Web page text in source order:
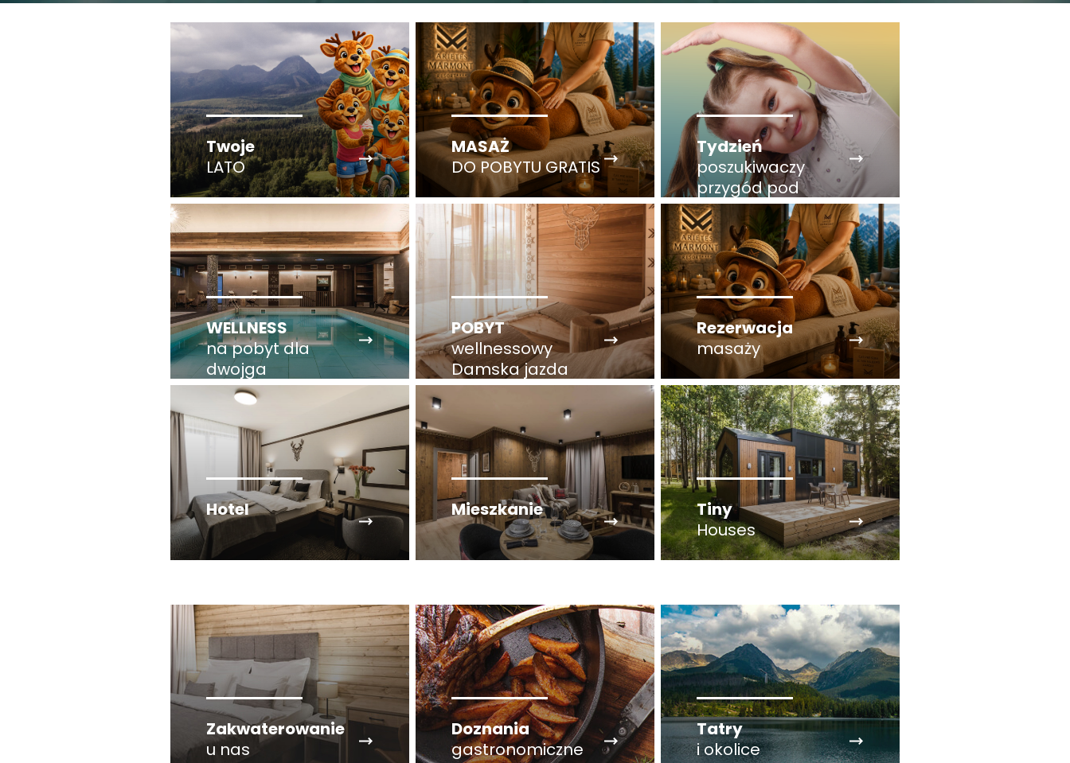
Twoje
LATO
MASAŻ
DO POBYTU GRATIS
Tydzień
poszukiwaczy
przygód pod
Tatrami
WELLNESS
na pobyt dla
dwojga
POBYT
wellnessowy
Damska jazda
Rezerwacja
masaży
Hotel Mieszkanie
Tiny
Houses
Zakwaterowanie
u nas
Doznania
gastronomiczne
Tatry
i okolice